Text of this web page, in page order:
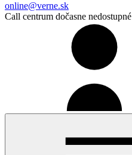
online@verne.sk
Call centrum dočasne nedostupné